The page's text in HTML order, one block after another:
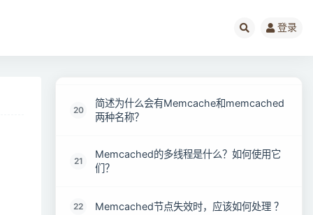
登录
20
简述为什么会有Memcache和memcached
两种名称？
21
Memcached的多线程是什么？如何使用它
们？
22 Memcached节点失效时，应该如何处理 ？